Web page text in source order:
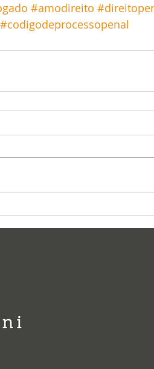
#amodireito
#codigodeprocessopenal